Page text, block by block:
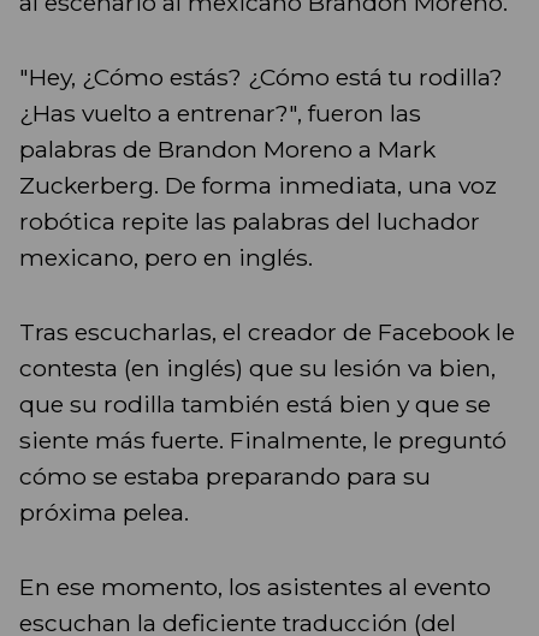
"Hey, ¿Cómo estás? ¿Cómo está tu rodilla?
¿Has vuelto a entrenar?", fueron las
palabras de Brandon Moreno a Mark
Zuckerberg. De forma inmediata, una voz
robótica repite las palabras del luchador
mexicano, pero en inglés.
Tras escucharlas, el creador de Facebook le
contesta (en inglés) que su lesión va bien,
que su rodilla también está bien y que se
siente más fuerte. Finalmente, le preguntó
cómo se estaba preparando para su
próxima pelea.
En ese momento, los asistentes al evento
escuchan la deficiente traducción (del